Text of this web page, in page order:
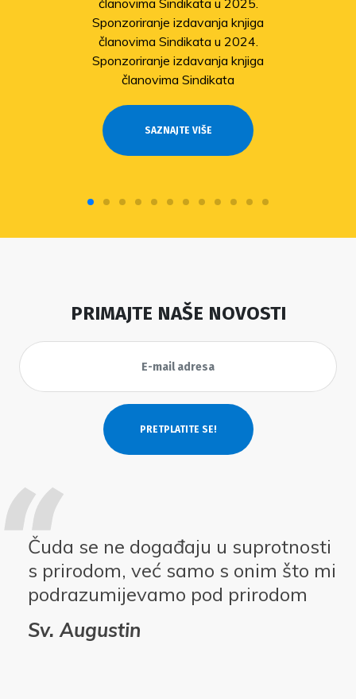
članovima Sindikata u 2025.
Sponzoriranje izdavanja knjiga
članovima Sindikata u 2024.
Sponzoriranje izdavanja knjiga
članovima Sindikata
SAZNAJTE VIŠE
PRIMAJTE NAŠE NOVOSTI
Čuda se ne događaju u suprotnosti
s prirodom, već samo s onim što mi
podrazumijevamo pod prirodom
Sv. Augustin